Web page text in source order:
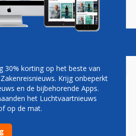
Podcasts Vacatures
FAMILIE
30% korting op het beste van
Krijg onbeperkt
en de bijbehorende Apps.
het Luchtvaartnieuws
op de mat.